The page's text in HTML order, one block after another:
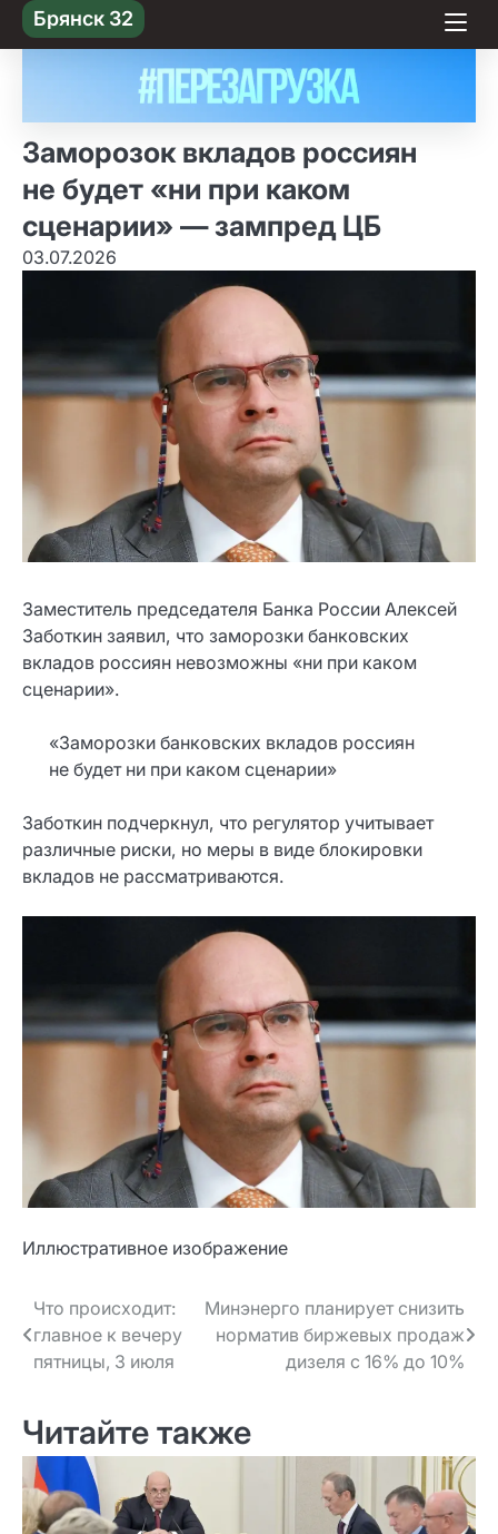
Skip
to content
Брянск 32
Заморозок вкладов россиян
не будет «ни при каком
сценарии» — зампред ЦБ
03.07.2026
Заместитель председателя Банка России Алексей
Заботкин заявил, что заморозки банковских
вкладов россиян невозможны «ни при каком
сценарии».
«Заморозки банковских вкладов россиян
не будет ни при каком сценарии»
Заботкин подчеркнул, что регулятор учитывает
различные риски, но меры в виде блокировки
вкладов не рассматриваются.
Иллюстративное изображение
Навигация
по записям
Что происходит:
главное к вечеру
пятницы, 3 июля
Минэнерго планирует снизить
норматив биржевых продаж
дизеля с 16% до 10%
Читайте также